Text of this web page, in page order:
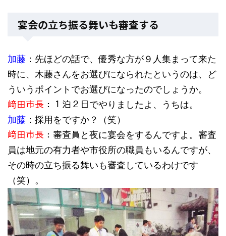
宴会の立ち振る舞いも審査する
加藤 ：先ほどの話で、優秀な方が９人集まって来た
時に、木藤さんをお選びになられたというのは、ど
ういうポイントでお選びになったのでしょうか。
﨑田市長 ：１泊２日でやりましたよ、うちは。
加藤 ：採用をですか？（笑）
﨑田市長 ：審査員と夜に宴会をするんですよ。審査
員は地元の有力者や市役所の職員もいるんですが、
その時の立ち振る舞いも審査しているわけです
（笑）。